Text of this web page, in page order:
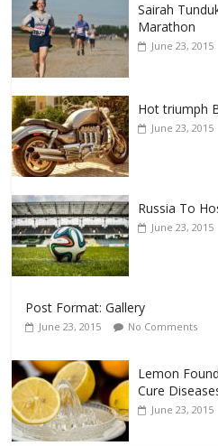
Sairah
Marathon
June 23, 2015
Hot triumph
June 23, 2015
Russia To
June 23, 2015
Post Format: Gallery
June 23, 2015 No Comments
Lemon
Cure
June 23, 2015